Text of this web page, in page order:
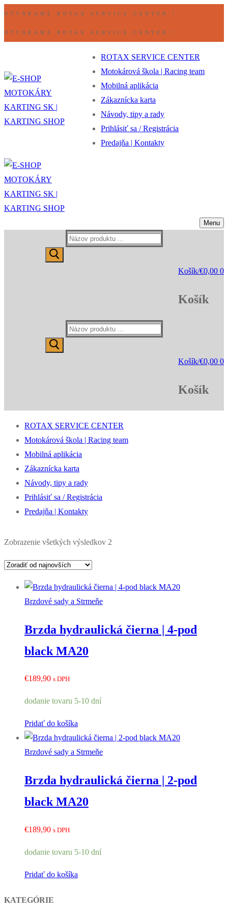
Preskočiť
Ponuka
Zavrieť
OTVÁRAME ROTAX SERVICE CENTER !
OTVÁRAME ROTAX SERVICE CENTER !
ROTAX SERVICE CENTER
Motokárová škola | Racing team
Mobilná aplikácia
Zákaznícka karta
Návody, tipy a rady
Prihlásiť sa / Registrácia
Predajňa | Kontakty
Menu
Hľadať:
Košík/€0,00 0
Košík
Hľadať:
Košík/€0,00 0
Košík
ROTAX SERVICE CENTER
Motokárová škola | Racing team
Mobilná aplikácia
Zákaznícka karta
Návody, tipy a rady
Prihlásiť sa / Registrácia
Predajňa | Kontakty
Zobrazenie všetkých výsledkov 2
Brzdové sady a Strmeňe
Brzda hydraulická čierna | 4-pod
black MA20
€189,90 s DPH
dodanie tovaru 5-10 dní
Pridať do košíka
Brzdové sady a Strmeňe
Brzda hydraulická čierna | 2-pod
black MA20
€189,90 s DPH
dodanie tovaru 5-10 dní
Pridať do košíka
KATEGÓRIE